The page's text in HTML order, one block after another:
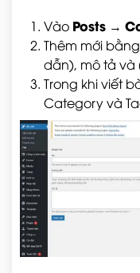
Vào Posts →
Thêm mới
dẫn), mô tả và
Trong khi viết
Category và